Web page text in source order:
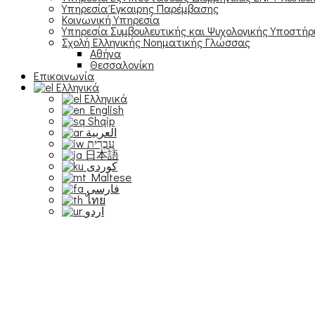
Υπηρεσία Έγκαιρης Παρέμβασης
Κοινωνική Υπηρεσία
Υπηρεσία Συμβουλευτικής και Ψυχολογικής
Σχολή Ελληνικής Νοηματικής Γλώσσας
Αθήνα
Θεσσαλονίκη
Επικοινωνία
Ελληνικά
Ελληνικά
English
Shqip
العربية
עִבְרִית
日本語
Maltese
فارسی
ไทย
اردو